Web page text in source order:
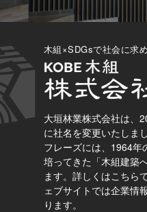
木組×SDGsで社会に求
大垣林業株式会社は、
に社名を変更いたしまし
フレーズには、1964年
培ってきた「木組建築
ます。 詳しくはこちら
ェブサイトでは企業情
ります。